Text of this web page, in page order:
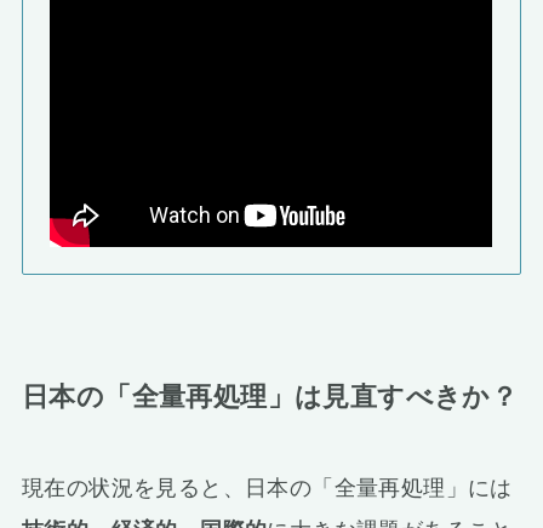
日本の「全量再処理」は見直すべきか？
現在の状況を見ると、日本の「全量再処理」には